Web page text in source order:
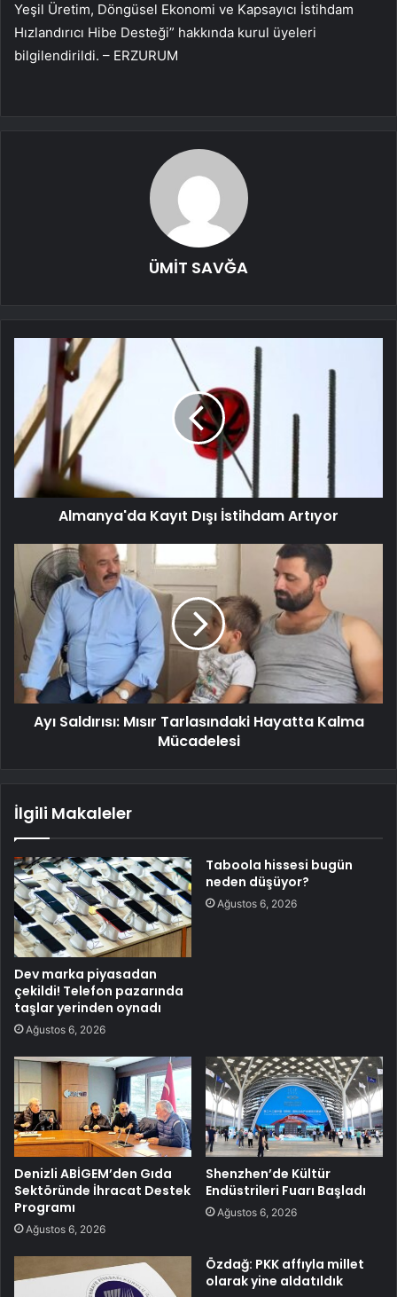
Yeşil Üretim, Döngüsel Ekonomi ve Kapsayıcı İstihdam
Hızlandırıcı Hibe Desteği” hakkında kurul üyeleri
bilgilendirildi. – ERZURUM
ÜMİT SAVĞA
Almanya'da Kayıt Dışı İstihdam Artıyor
Ayı Saldırısı: Mısır Tarlasındaki Hayatta Kalma
Mücadelesi
İlgili Makaleler
Dev marka piyasadan
çekildi! Telefon pazarında
taşlar yerinden oynadı
Ağustos 6, 2026
Taboola hissesi bugün
neden düşüyor?
Ağustos 6, 2026
Denizli ABİGEM’den Gıda
Sektöründe İhracat Destek
Programı
Ağustos 6, 2026
Shenzhen’de Kültür
Endüstrileri Fuarı Başladı
Ağustos 6, 2026
Özdağ: PKK affıyla millet
olarak yine aldatıldık